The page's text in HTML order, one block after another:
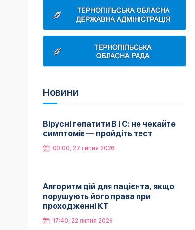
Новини
Вірусні гепатити B і C: не чекайте
симптомів — пройдіть тест
00:00, 27 липня 2026
Алгоритм дій для пацієнта, якщо
порушують його права при
проходженні КТ
17:40, 22 липня 2026